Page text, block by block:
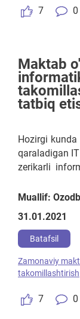
7 0
Maktab
tatbiq
Hozirgi
qaraladigan
zerikarli
maktabda
tuzilishdan
salbiy tasir
zamon,
dizaynda
maqsad
yaratish,
borish
Muallif:
31.01.2021
Batafsil
7 0
Zamonaviy
takomillashtirish